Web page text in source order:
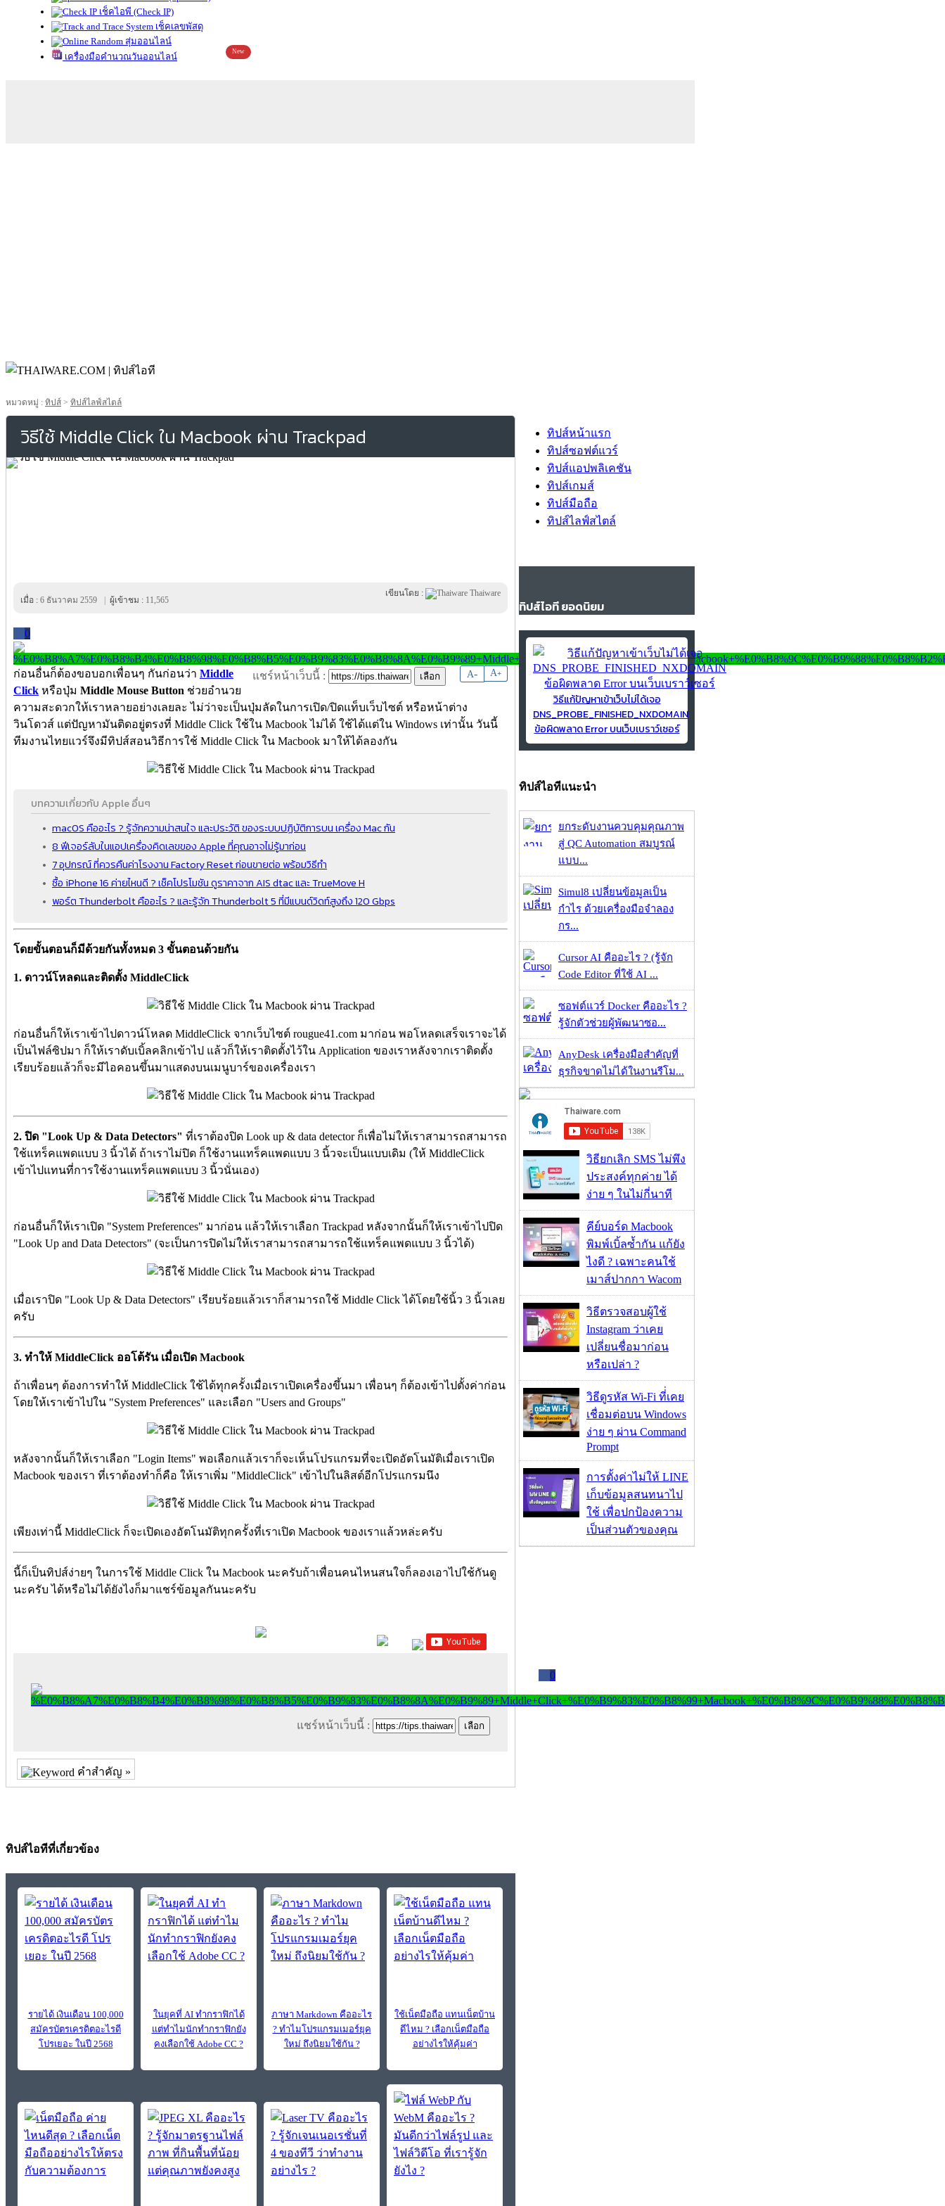
เช็คไอพี (Check IP)
เช็คเลขพัสดุ
สุ่มออนไลน์
เครื่องมือคำนวณวันออนไลน์
New
หมวดหมู่ : ทิปส์ > ทิปส์ไลฟ์สไตล์
วิธีใช้ Middle Click ใน Macbook ผ่าน Trackpad
เมื่อ : 6 ธันวาคม 2559 ผู้เข้าชม : 11,565
เขียนโดย : Thaiware
0
A- A+
แชร์หน้าเว็บนี้ :
ก่อนอื่นก็ต้องขอบอกเพื่อนๆ กันก่อนว่า Middle
Click หรือปุ่ม Middle Mouse Button ช่วยอำนวย
ความสะดวกให้เราหลายอย่างเลยละ ไม่ว่าจะเป็นปุ่มลัดในการเปิด/ปิดแท็บเว็บไซต์ หรือหน้าต่าง
วินโดวส์ แต่ปัญหามันติดอยู่ตรงที่ Middle Click ใช้ใน Macbook ไม่ได้ ใช้ได้แต่ใน Windows เท่านั้น วันนี้
ทีมงานไทยแวร์จึงมีทิปส์สอนวิธีการใช้ Middle Click ใน Macbook มาให้ได้ลองกัน
บทความเกี่ยวกับ Apple อื่นๆ
macOS คืออะไร ? รู้จักความน่าสนใจ และประวัติ ของระบบปฏิบัติการบน เครื่อง Mac กัน
8 ฟีเจอร์ลับในแอปเครื่องคิดเลขของ Apple ที่คุณอาจไม่รู้มาก่อน
7 อุปกรณ์ ที่ควรคืนค่าโรงงาน Factory Reset ก่อนขายต่อ พร้อมวิธีทำ
ซื้อ iPhone 16 ค่ายไหนดี ? เช็คโปรโมชัน ดูราคาจาก AIS dtac และ TrueMove H
พอร์ต Thunderbolt คืออะไร ? และรู้จัก Thunderbolt 5 ที่มีแบนด์วิดท์สูงถึง 120 Gbps
โดยขั้นตอนก็มีด้วยกันทั้งหมด 3 ขั้นตอนด้วยกัน
1. ดาวน์โหลดและติดตั้ง MiddleClick
ก่อนอื่นก็ให้เราเข้าไปดาวน์โหลด MiddleClick จากเว็บไซต์ rougue41.com มาก่อน พอโหลดเสร็จเราจะได้
เป็นไฟล์ซิปมา ก็ให้เราดับเบิ้ลคลิกเข้าไป แล้วก็ให้เราติดตั้งไว้ใน Application ของเราหลังจากเราติดตั้ง
เรียบร้อยแล้วก็จะมีไอคอนขึ้นมาแสดงบนเมนูบาร์ของเครื่องเรา
2. ปิด "Look Up & Data Detectors" ที่เราต้องปิด Look up & data detector ก็เพื่อไม่ให้เราสามารถสามารถ
ใช้แทร็คแพดแบบ 3 นิ้วได้ ถ้าเราไม่ปิด ก็ใช้งานแทร็คแพดแบบ 3 นิ้วจะเป็นแบบเดิม (ให้ MiddleClick
เข้าไปแทนที่การใช้งานแทร็คแพดแบบ 3 นิ้วนั่นเอง)
ก่อนอื่นก็ให้เราเปิด "System Preferences" มาก่อน แล้วให้เราเลือก Trackpad หลังจากนั้นก็ให้เราเข้าไปปิด
"Look Up and Data Detectors" (จะเป็นการปิดไม่ให้เราสามารถสามารถใช้แทร็คแพดแบบ 3 นิ้วได้)
เมื่อเราปิด "Look Up & Data Detectors" เรียบร้อยแล้วเราก็สามารถใช้ Middle Click ได้โดยใช้นิ้ว 3 นิ้วเลย
ครับ
3. ทำให้ MiddleClick ออโต้รัน เมื่อเปิด Macbook
ถ้าเพื่อนๆ ต้องการทำให้ MiddleClick ใช้ได้ทุกครั้งเมื่อเราเปิดเครื่องขึ้นมา เพื่อนๆ ก็ต้องเข้าไปตั้งค่าก่อน
โดยให้เราเข้าไปใน "System Preferences" และเลือก "Users and Groups"
หลังจากนั้นก็ให้เราเลือก "Login Items" พอเลือกแล้วเราก็จะเห็นโปรแกรมที่จะเปิดอัตโนมัติเมื่อเราเปิด
Macbook ของเรา ที่เราต้องทำก็คือ ให้เราเพิ่ม "MiddleClick" เข้าไปในลิสต์อีกโปรแกรมนึง
เพียงเท่านี้ MiddleClick ก็จะเปิดเองอัตโนมัติทุกครั้งที่เราเปิด Macbook ของเราแล้วหล่ะครับ
นี้ก็เป็นทิปส์ง่ายๆ ในการใช้ Middle Click ใน Macbook นะครับถ้าเพื่อนคนไหนสนใจก็ลองเอาไปใช้กันดู
นะครับ ได้หรือไม่ได้ยังไงก็มาแชร์ข้อมูลกันนะครับ
0
แชร์หน้าเว็บนี้ :
คำสำคัญ »
ทิปส์ไอทีที่เกี่ยวข้อง
รายได้ เงินเดือน 100,000
สมัครบัตรเครดิตอะไรดี
โปรเยอะ ในปี 2568
ในยุคที่ AI ทำกราฟิกได้
แต่ทำไมนักทำกราฟิกยัง
คงเลือกใช้ Adobe CC ?
ภาษา Markdown คืออะไร
? ทำไมโปรแกรมเมอร์ยุค
ใหม่ ถึงนิยมใช้กัน ?
ใช้เน็ตมือถือ แทนเน็ตบ้าน
ดีไหม ? เลือกเน็ตมือถือ
อย่างไรให้คุ้มค่า
ทิปส์หน้าแรก
ทิปส์ซอฟต์แวร์
ทิปส์แอปพลิเคชัน
ทิปส์เกมส์
ทิปส์มือถือ
ทิปส์ไลฟ์สไตล์
ทิปส์ไอที ยอดนิยม
วิธีแก้ปัญหาเข้าเว็บไม่ได้เจอ
DNS_PROBE_FINISHED_NXDOMAIN
ข้อผิดพลาด Error บนเว็บเบราว์เซอร์
ทิปส์ไอทีแนะนำ
ยกระดับงานควบคุมคุณภาพ
สู่ QC Automation สมบูรณ์
แบบ...
Simul8 เปลี่ยนข้อมูลเป็น
กำไร ด้วยเครื่องมือจำลอง
กร...
Cursor AI คืออะไร ? (รู้จัก
Code Editor ที่ใช้ AI ...
ซอฟต์แวร์ Docker คืออะไร ?
รู้จักตัวช่วยผู้พัฒนาซอ...
AnyDesk เครื่องมือสำคัญที่
ธุรกิจขาดไม่ได้ในงานรีโม...
วิธียกเลิก SMS ไม่พึง
ประสงค์ทุกค่าย ได้
ง่าย ๆ ในไม่กี่นาที
คีย์บอร์ด Macbook
พิมพ์เบิ้ลซ้ำกัน แก้ยัง
ไงดี ? เฉพาะคนใช้
เมาส์ปากกา Wacom
วิธีตรวจสอบผู้ใช้
Instagram ว่าเคย
เปลี่ยนชื่อมาก่อน
หรือเปล่า ?
วิธีดูรหัส Wi-Fi ที่่เคย
เชื่อมต่อบน Windows
ง่าย ๆ ผ่าน Command
Prompt
การตั้งค่าไม่ให้ LINE
เก็บข้อมูลสนทนาไป
ใช้ เพื่อปกป้องความ
เป็นส่วนตัวของคุณ